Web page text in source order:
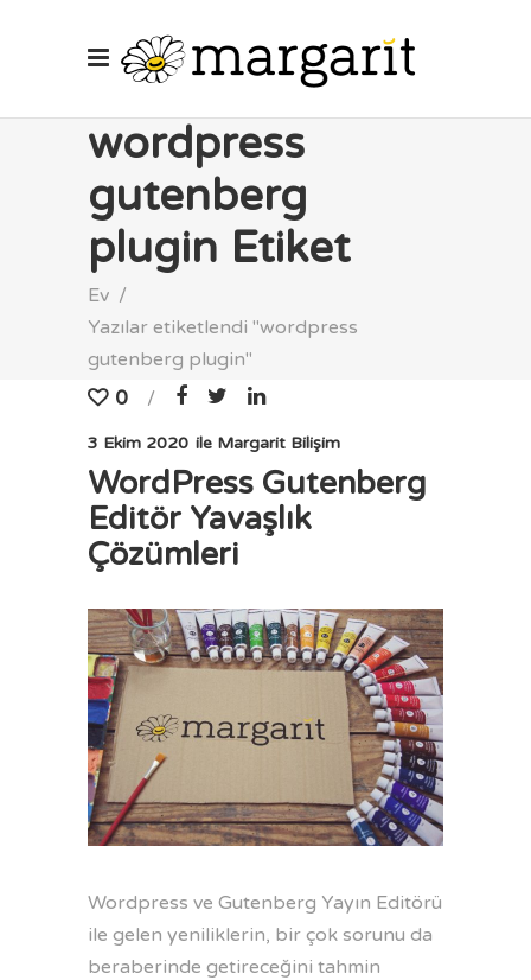
wordpress
gutenberg
plugin Etiket
Ev /
Yazılar etiketlendi "wordpress
gutenberg plugin"
0
3 Ekim 2020 ile Margarit Bilişim
WordPress Gutenberg
Editör Yavaşlık
Çözümleri
Wordpress ve Gutenberg Yayın Editörü
ile gelen yeniliklerin, bir çok sorunu da
beraberinde getireceğini tahmin